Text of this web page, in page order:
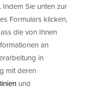
Sie unten zur
Formulars klicken,
die von Ihnen
an
in
mit deren
und